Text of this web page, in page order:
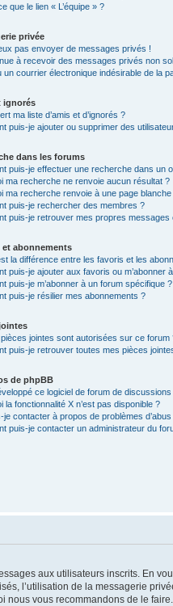
que le lien « L’équipe » ?
privée
pas envoyer de messages privés !
à recevoir des messages privés non
un courrier électronique indésirable de la
ignorés
ma liste d’amis et d’ignorés ?
puis-je ajouter ou supprimer des
dans les forums
puis-je effectuer une recherche dans un
ma recherche ne renvoie aucun résultat ?
ma recherche renvoie à une page blanche
puis-je rechercher des membres ?
puis-je retrouver mes propres messages
et abonnements
la différence entre les favoris et les
puis-je ajouter aux favoris ou m’abonner
puis-je m’abonner à un forum spécifique ?
puis-je résilier mes abonnements ?
jointes sont autorisées sur ce forum
puis-je retrouver toutes mes pièces
de phpBB
ce logiciel de forum de discussions
la fonctionnalité X n’est pas disponible ?
je contacter à propos de problèmes
puis-je contacter un administrateur du
aux utilisateurs inscrits. En
l’utilisation de la messagerie
nous vous recommandons de le faire.